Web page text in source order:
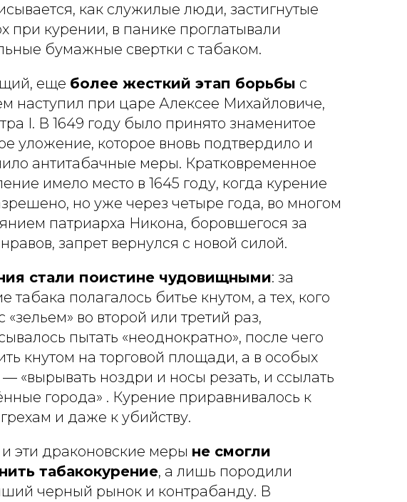
как служилые люди, застигнутые
при курении, в панике проглатывали
бумажные свертки с табаком.
еще более жесткий этап борьбы с
наступил при царе Алексее Михайловиче,
I. В 1649 году было принято знаменитое
уложение, которое вновь подтвердило и
антитабачные меры. Кратковременное
имело место в 1645 году, когда курение
но уже через четыре года, во многом
патриарха Никона, боровшегося за
запрет вернулся с новой силой.
стали поистине чудовищными: за
табака полагалось битье кнутом, а тех, кого
«зельем» во второй или третий раз,
пытать «неоднократно», после чего
кнутом на торговой площади, а в особых
— «вырывать ноздри и носы резать, и ссылать
города» . Курение приравнивалось к
и даже к убийству.
эти драконовские меры не смогли
табакокурение, а лишь породили
черный рынок и контрабанду. В